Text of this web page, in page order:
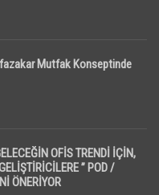
Mutfak Konseptinde
OFİS TRENDİ İÇİN,
” POD /
ÖNERİYOR